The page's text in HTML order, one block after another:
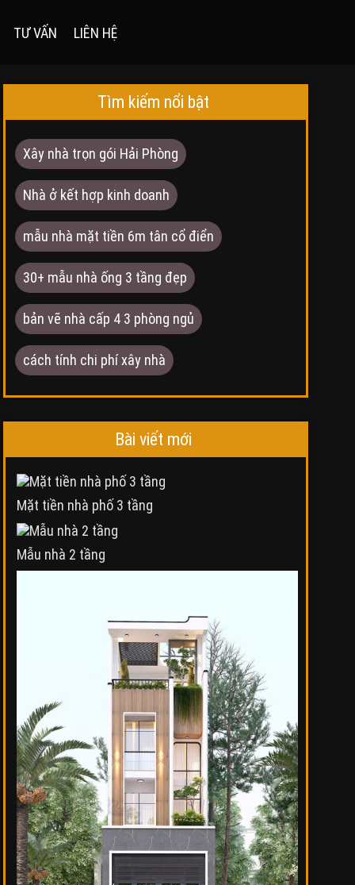
TƯ VẤN LIÊN HỆ
Tìm kiếm nổi bật
Xây nhà trọn gói Hải Phòng
Nhà ở kết hợp kinh doanh
mẫu nhà mặt tiền 6m tân cổ điển
30+ mẫu nhà ống 3 tầng đẹp
bản vẽ nhà cấp 4 3 phòng ngủ
cách tính chi phí xây nhà
Bài viết mới
Mặt tiền nhà phố 3 tầng
Mẫu nhà 2 tầng